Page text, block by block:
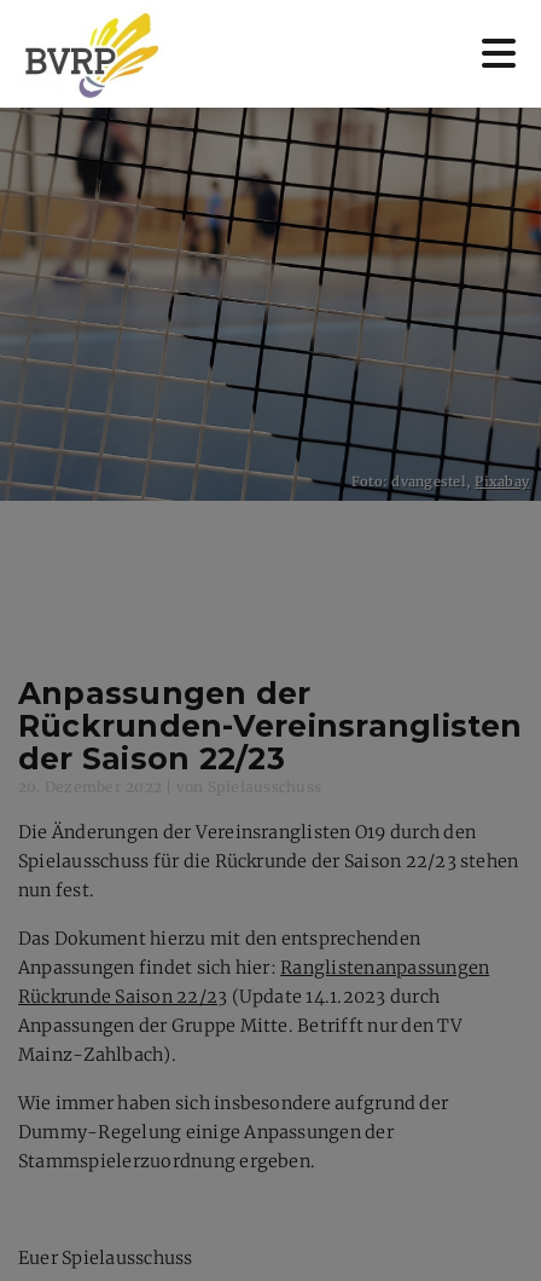
Foto: dvangestel, Pixabay
Anpassungen der
Rückrunden-Vereinsranglisten
der Saison 22/23
Die Änderungen der Vereinsranglisten O19 durch den
Spielausschuss für die Rückrunde der Saison 22/23 stehen
nun fest.
Das Dokument hierzu mit den entsprechenden
Anpassungen findet sich hier: Ranglistenanpassungen
Rückrunde Saison 22/23 (Update 14.1.2023 durch
Anpassungen der Gruppe Mitte. Betrifft nur den TV
Mainz-Zahlbach).
Wie immer haben sich insbesondere aufgrund der
Dummy-Regelung einige Anpassungen der
Stammspielerzuordnung ergeben.
Euer Spielausschuss